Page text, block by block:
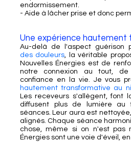
endormissement.
- Aide à lâcher prise et donc
Une expérience hautement
Au-delà de l'aspect guérison
des douleurs, la véritable
Nouvelles Énergies est de
notre connexion au tout, de
confiance en la vie. Je vous
hautement transformative au
Les receveurs s'allègent, font
diffusent plus de lumière
séances. Leur aura est
alignés. Chaque séance
chose, même si on n'est pas
Énergies sont une voie d'éveil, en